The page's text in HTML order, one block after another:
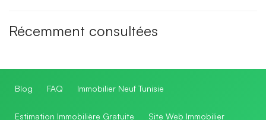
Récemment consultées
Blog FAQ Immobilier Neuf Tunisie
Estimation Immobilière Gratuite Site Web Immobilier